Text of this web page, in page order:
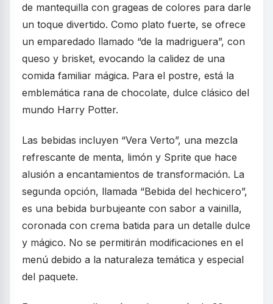
de mantequilla con grageas de colores para darle
un toque divertido. Como plato fuerte, se ofrece
un emparedado llamado “de la madriguera”, con
queso y brisket, evocando la calidez de una
comida familiar mágica. Para el postre, está la
emblemática rana de chocolate, dulce clásico del
mundo Harry Potter.
Las bebidas incluyen “Vera Verto”, una mezcla
refrescante de menta, limón y Sprite que hace
alusión a encantamientos de transformación. La
segunda opción, llamada “Bebida del hechicero”,
es una bebida burbujeante con sabor a vainilla,
coronada con crema batida para un detalle dulce
y mágico. No se permitirán modificaciones en el
menú debido a la naturaleza temática y especial
del paquete.